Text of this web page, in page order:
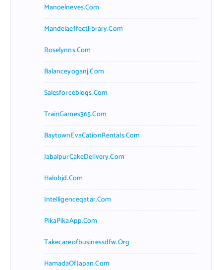
Manoelneves.com
Mandelaeffectlibrary.com
Roselynns.com
Balanceyoganj.com
Salesforceblogs.com
TrainGames365.com
BaytownEvaCationRentals.com
JabalpurCakeDelivery.com
Halobjd.com
Intelligenceqatar.com
PikaPikaApp.com
Takecareofbusinessdfw.org
HamadaOfJapan.com